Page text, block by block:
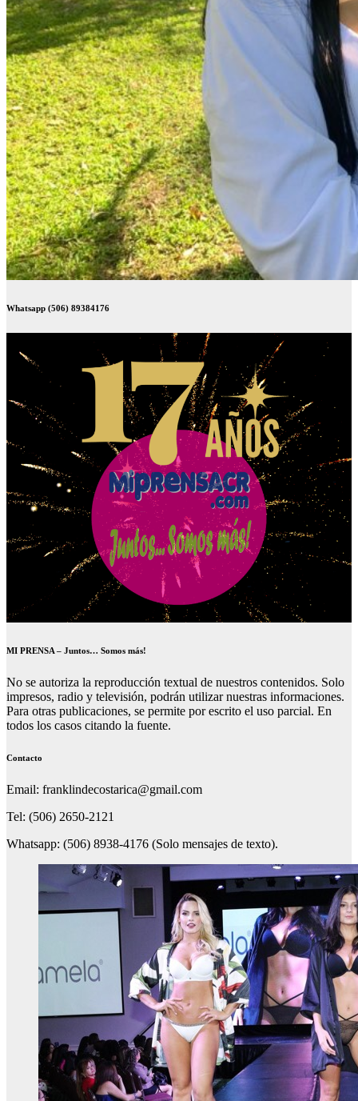
Whatsapp (506) 89384176
MI PRENSA – Juntos… Somos más!
No se autoriza la reproducción textual de nuestros contenidos. Solo
impresos, radio y televisión, podrán utilizar nuestras informaciones.
Para otras publicaciones, se permite por escrito el uso parcial. En
todos los casos citando la fuente.
Contacto
Email: franklindecostarica@gmail.com
Tel: (506) 2650-2121
Whatsapp: (506) 8938-4176 (Solo mensajes de texto).